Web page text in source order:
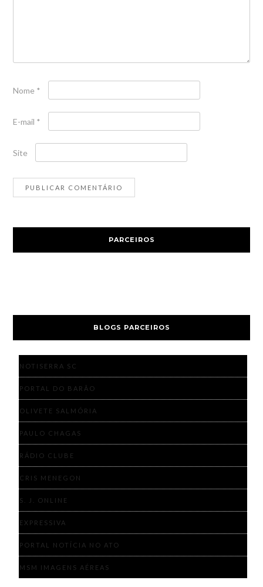
Nome *
E-mail *
Site
PARCEIROS
BLOGS PARCEIROS
NOTISERRA SC
PORTAL DO BARÃO
OLIVETE SALMÓRIA
PAULO CHAGAS
RÁDIO CLUBE
CRIS MENEGON
S. J. ONLINE
EXPRESSIVA
PORTAL NOTÍCIA NO ATO
MSM IMAGENS AÉREAS